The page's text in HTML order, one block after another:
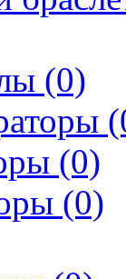
(0)
(0)
(0)